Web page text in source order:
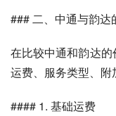
### 二、中通与韵达
在比较中通和韵达
运费、服务类型、附
#### 1. 基础运费